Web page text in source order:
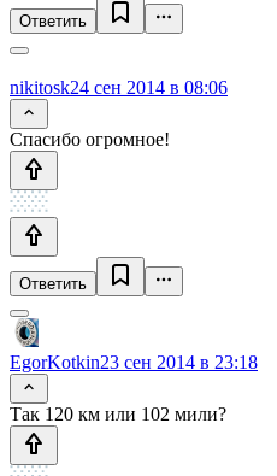
Ответить
nikitosk24 сен 2014 в 08:06
Спасибо огромное!
Ответить
EgorKotkin23 сен 2014 в 23:18
Так 120 км или 102 мили?